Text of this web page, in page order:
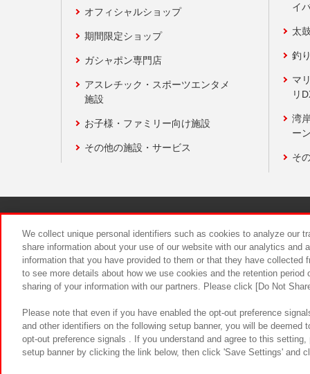
オフィシャルショップ
期間限定ショップ
ガシャポン専門店
アスレチック・スポーツエンタメ
施設
お子様・ファミリー向け施設
その他の施設・サービス
イ
太
釣
マ
リ
湾
ー
そ
食品のご
We collect unique personal identifiers such as cookies to analyze our
share information about your use of our website with our analytics and
information that you have provided to them or that they have
to see more details about how we use cookies and the retention
sharing of your information with our partners. Please click [Do Not
Please note that even if you have enabled the opt-out preference
and other identifiers on the following setup banner, you will be
opt-out preference signals . If you understand and agree to this
setup banner by clicking the link below, then click 'Save Settings' and